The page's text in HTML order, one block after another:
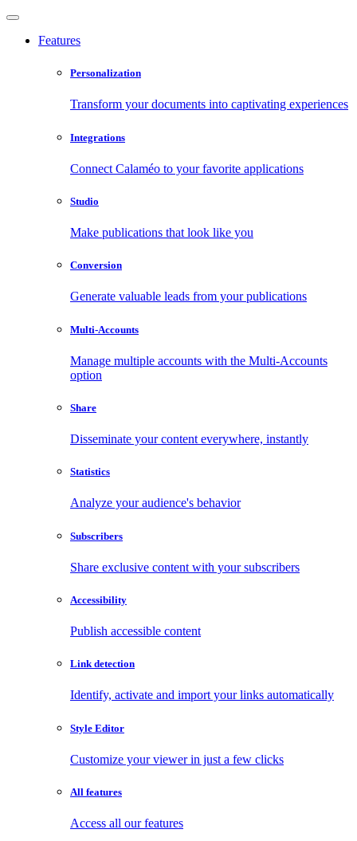
Features
Personalization
Transform your documents into captivating experiences
Integrations
Connect Calaméo to your favorite applications
Studio
Make publications that look like you
Conversion
Generate valuable leads from your publications
Multi-Accounts
Manage multiple accounts with the Multi-Accounts
option
Share
Disseminate your content everywhere, instantly
Statistics
Analyze your audience's behavior
Subscribers
Share exclusive content with your subscribers
Accessibility
Publish accessible content
Link detection
Identify, activate and import your links automatically
Style Editor
Customize your viewer in just a few clicks
All features
Access all our features